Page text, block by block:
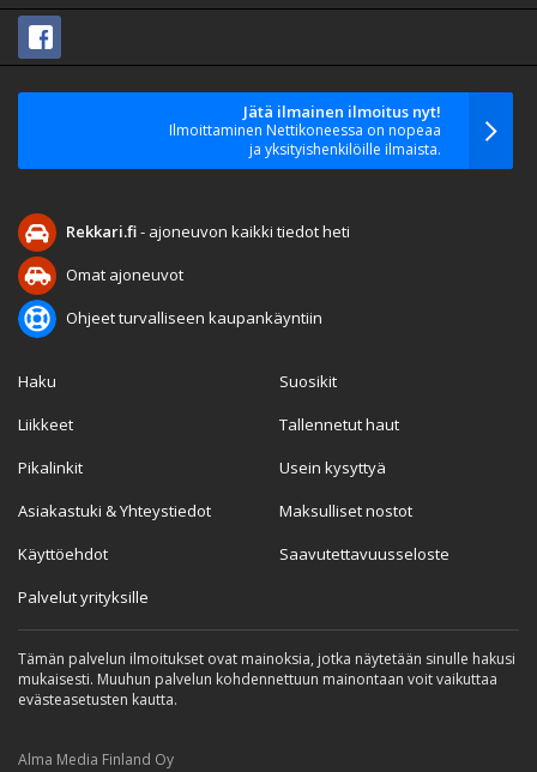
Jätä ilmainen ilmoitus nyt!
Ilmoittaminen Nettikoneessa on nopeaa
ja yksityishenkilöille ilmaista.
Rekkari.fi- ajoneuvon kaikki tiedot heti
Omat ajoneuvot
Ohjeet turvalliseen kaupankäyntiin
Haku
Liikkeet
Pikalinkit
Asiakastuki & Yhteystiedot
Käyttöehdot
Palvelut yrityksille
Suosikit
Tallennetut haut
Usein kysyttyä
Maksulliset nostot
Saavutettavuusseloste
Tämän palvelun ilmoitukset ovat mainoksia, jotka näytetään sinulle hakusi
mukaisesti. Muuhun palvelun kohdennettuun mainontaan voit vaikuttaa
evästeasetusten kautta.
Alma Media Finland Oy